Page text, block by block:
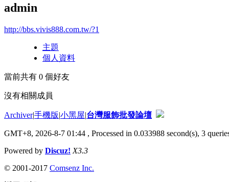
admin
http://bbs.vivis888.com.tw/?1
主題
個人資料
當前共有 0 個好友
沒有相關成員
Archiver|手機版|小黑屋|台灣服飾批發論壇
GMT+8, 2026-8-7 01:44 , Processed in 0.033988 second(s), 3
Powered by Discuz! X3.3
© 2001-2017 Comsenz Inc.